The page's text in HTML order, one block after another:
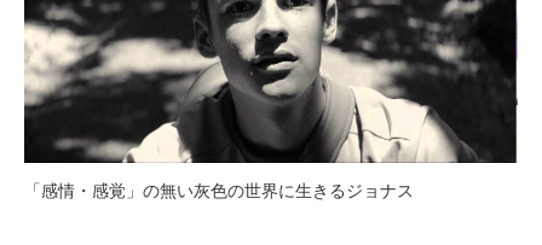
「感情・感覚」の無い灰色の世界に生きるジョナス